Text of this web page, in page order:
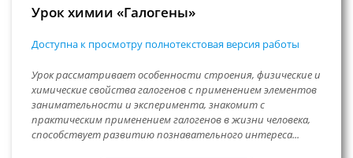
Урок химии «Галогены»
Доступна к просмотру полнотекстовая версия работы
Урок рассматривает особенности строения, физические и
химические свойства галогенов с применением элементов
занимательности и эксперимента, знакомит с
практическим применением галогенов в жизни человека,
способствует развитию познавательного интереса...